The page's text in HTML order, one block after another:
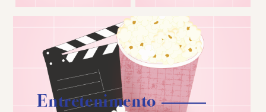
Entretenimento